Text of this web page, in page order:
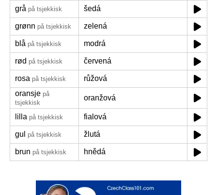
grå på tsjekkisk šedá
grønn på tsjekkisk zelená
blå på tsjekkisk modrá
rød på tsjekkisk červená
rosa på tsjekkisk
růžová
oransje på
tsjekkisk
oranžová
lilla på tsjekkisk fialová
gul på tsjekkisk žlutá
brun på tsjekkisk hnědá